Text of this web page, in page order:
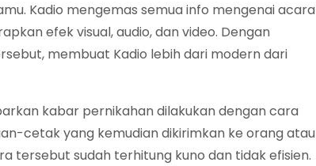
Kadio mengemas semua info mengenai acara
efek visual, audio, dan video. Dengan
membuat Kadio lebih dari modern dari
kabar pernikahan dilakukan dengan cara
cetak yang kemudian dikirimkan ke orang atau
tersebut sudah terhitung kuno dan tidak efisien.